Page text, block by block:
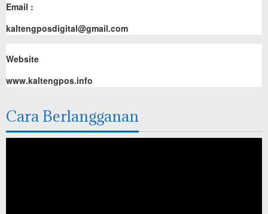
Email :
kaltengposdigital@gmail.com
Website
www.kaltengpos.info
Cara Berlangganan